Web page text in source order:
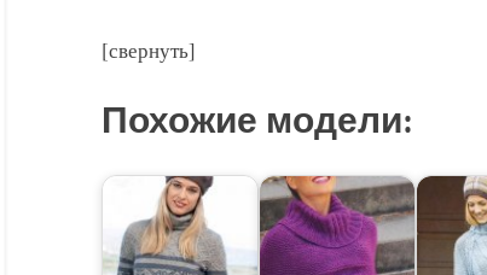
[свернуть]
Похожие модели: